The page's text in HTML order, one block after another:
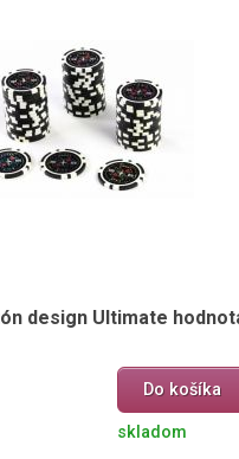
design Ultimate
Do košíka
skladom